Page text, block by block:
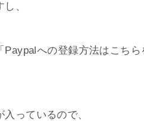
、
への登録方法はこち
っているので、